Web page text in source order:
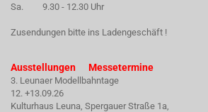
Sa. 9.30 - 12.30 Uhr
Zusendungen bitte ins Ladengeschäft !
Ausstellungen Messetermine
3. Leunaer Modellbahntage
12. +13.09.26
Kulturhaus Leuna, Spergauer Straße 1a,